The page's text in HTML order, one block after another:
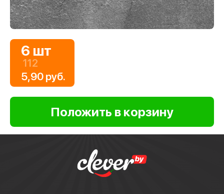
6 шт
112
5,90 руб.